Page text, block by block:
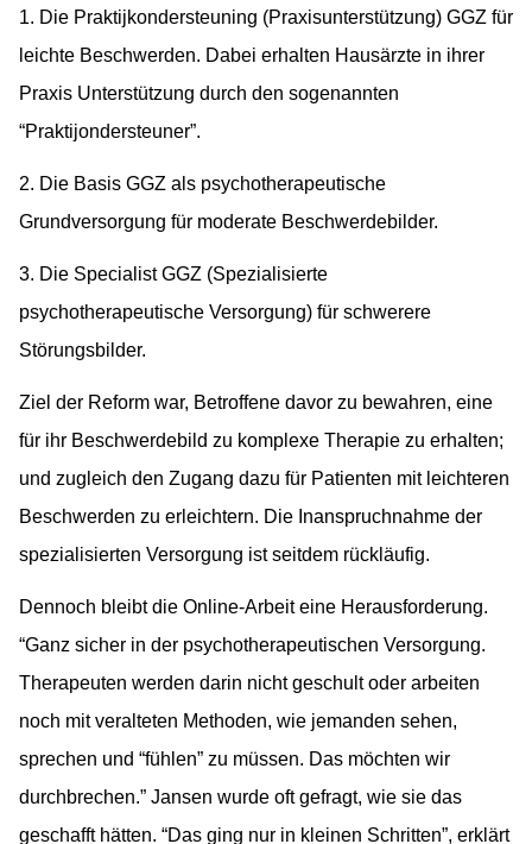
1. Die Praktijkondersteuning (Praxisunterstützung) GGZ für
leichte Beschwerden. Dabei erhalten Hausärzte in ihrer
Praxis Unterstützung durch den sogenannten
“Praktijondersteuner”.
2. Die Basis GGZ als psychotherapeutische
Grundversorgung für moderate Beschwerdebilder.
3. Die Specialist GGZ (Spezialisierte
psychotherapeutische Versorgung) für schwerere
Störungsbilder.
Ziel der Reform war, Betroffene davor zu bewahren, eine
für ihr Beschwerdebild zu komplexe Therapie zu erhalten;
und zugleich den Zugang dazu für Patienten mit leichteren
Beschwerden zu erleichtern. Die Inanspruchnahme der
spezialisierten Versorgung ist seitdem rückläufig.
Dennoch bleibt die Online-Arbeit eine Herausforderung.
“Ganz sicher in der psychotherapeutischen Versorgung.
Therapeuten werden darin nicht geschult oder arbeiten
noch mit veralteten Methoden, wie jemanden sehen,
sprechen und “fühlen” zu müssen. Das möchten wir
durchbrechen.” Jansen wurde oft gefragt, wie sie das
geschafft hätten. “Das ging nur in kleinen Schritten”, erklärt